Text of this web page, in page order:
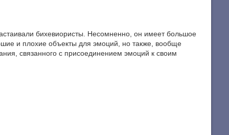
бихевиористы. Несомненно, он имеет большое
и плохие объекты для эмоций, но также, вообще
связанного с присоединением эмоций к своим